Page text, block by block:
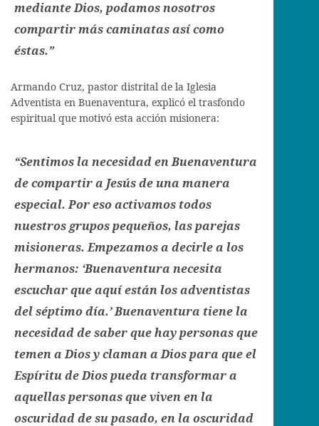
mediante Dios, podamos nosotros
compartir más caminatas así como
éstas.”
Armando Cruz, pastor distrital de la Iglesia
Adventista en Buenaventura, explicó el trasfondo
espiritual que motivó esta acción misionera:
“Sentimos la necesidad en Buenaventura
de compartir a Jesús de una manera
especial. Por eso activamos todos
nuestros grupos pequeños, las parejas
misioneras. Empezamos a decirle a los
hermanos: ‘Buenaventura necesita
escuchar que aquí están los adventistas
del séptimo día.’ Buenaventura tiene la
necesidad de saber que hay personas que
temen a Dios y claman a Dios para que el
Espíritu de Dios pueda transformar a
aquellas personas que viven en la
oscuridad de su pasado, en la oscuridad